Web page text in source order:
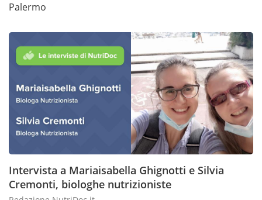
Palermo
Intervista a Mariaisabella Ghignotti e Silvia
Cremonti, biologhe nutrizioniste